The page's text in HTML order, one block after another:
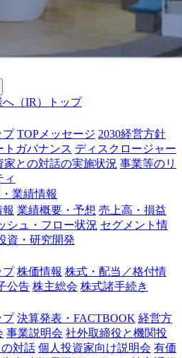
（IR）トップ
プ TOPメッセージ 2030経営方針
トガバナンス ディスクロージャー
家との対話の実施状況 事業等のリ
ィ
業績情報
業績概要・予想 売上高・損益
シュ・フロー状況 セグメント情
資・研究開発
プ 株価情報 株式・配当／格付情
公告 株主総会 株式諸手続き
プ 決算発表・FACTBOOK 経営方
事業説明会 社外取締役と機関投
対話 個人投資家向け説明会 有価